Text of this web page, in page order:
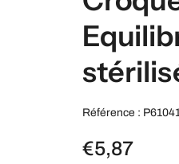
Référence :
€5,87